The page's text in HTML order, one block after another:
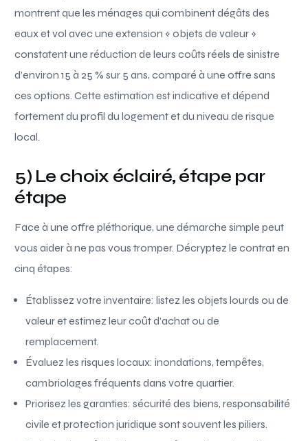
montrent que les ménages qui combinent dégâts des
eaux et vol avec une extension « objets de valeur »
constatent une réduction de leurs coûts réels de sinistre
d’environ 15 à 25 % sur 5 ans, comparé à une offre sans
ces options. Cette estimation est indicative et dépend
fortement du profil du logement et du niveau de risque
local.
5) Le choix éclairé, étape par
étape
Face à une offre pléthorique, une démarche simple peut
vous aider à ne pas vous tromper. Décryptez le contrat en
cinq étapes:
Établissez votre inventaire: listez les objets lourds ou de
valeur et estimez leur coût d’achat ou de
remplacement.
Évaluez les risques locaux: inondations, tempêtes,
cambriolages fréquents dans votre quartier.
Priorisez les garanties: sécurité des biens, responsabilité
civile et protection juridique sont souvent les piliers.